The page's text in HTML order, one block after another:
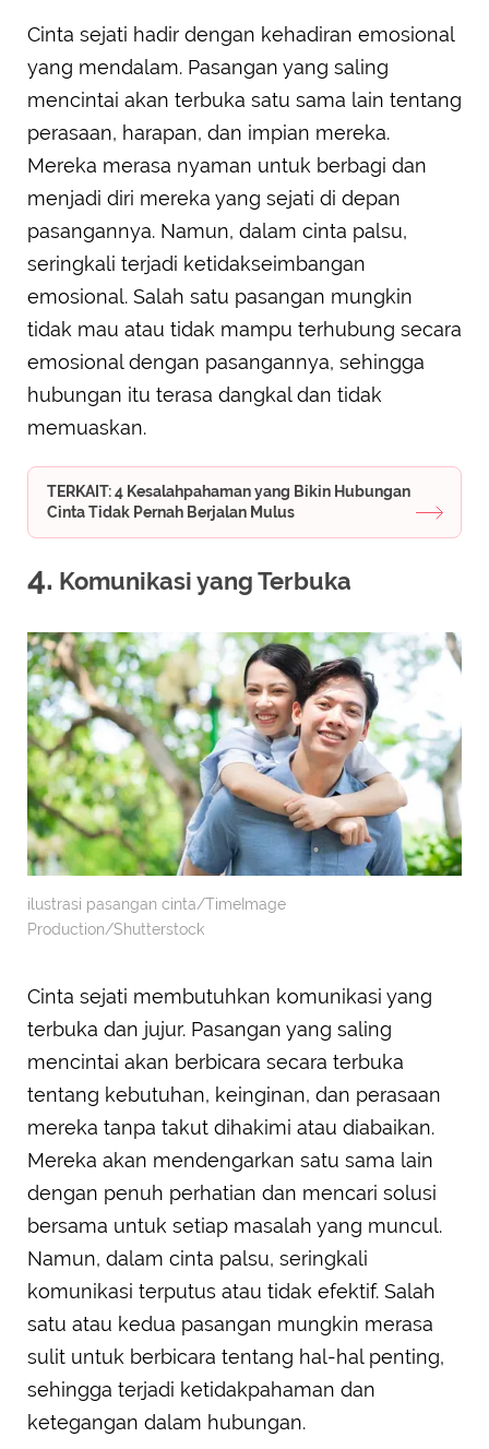
Cinta sejati hadir dengan kehadiran emosional
yang mendalam. Pasangan yang saling
mencintai akan terbuka satu sama lain tentang
perasaan, harapan, dan impian mereka.
Mereka merasa nyaman untuk berbagi dan
menjadi diri mereka yang sejati di depan
pasangannya. Namun, dalam cinta palsu,
seringkali terjadi ketidakseimbangan
emosional. Salah satu pasangan mungkin
tidak mau atau tidak mampu terhubung secara
emosional dengan pasangannya, sehingga
hubungan itu terasa dangkal dan tidak
memuaskan.
TERKAIT: 4 Kesalahpahaman yang Bikin Hubungan
Cinta Tidak Pernah Berjalan Mulus
4. Komunikasi yang Terbuka
ilustrasi pasangan cinta/TimeImage
Production/Shutterstock
Cinta sejati membutuhkan komunikasi yang
terbuka dan jujur. Pasangan yang saling
mencintai akan berbicara secara terbuka
tentang kebutuhan, keinginan, dan perasaan
mereka tanpa takut dihakimi atau diabaikan.
Mereka akan mendengarkan satu sama lain
dengan penuh perhatian dan mencari solusi
bersama untuk setiap masalah yang muncul.
Namun, dalam cinta palsu, seringkali
komunikasi terputus atau tidak efektif. Salah
satu atau kedua pasangan mungkin merasa
sulit untuk berbicara tentang hal-hal penting,
sehingga terjadi ketidakpahaman dan
ketegangan dalam hubungan.